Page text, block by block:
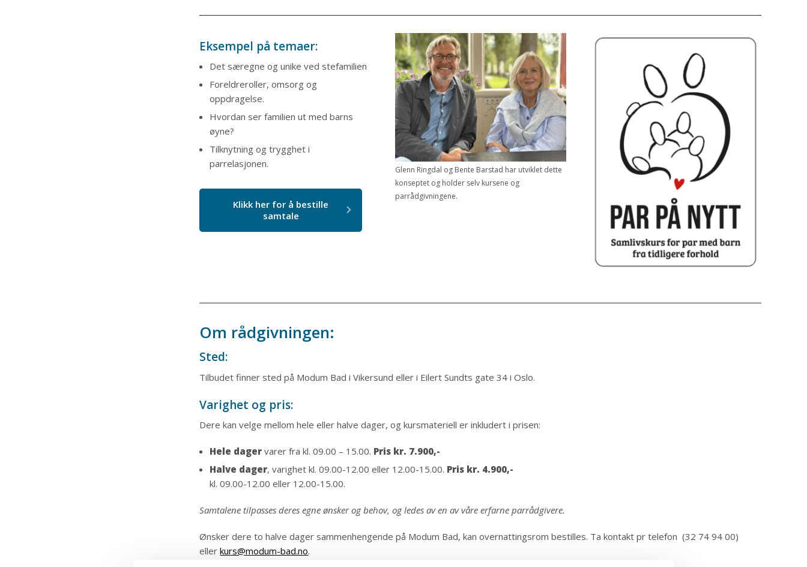
Eksempel på temaer:
Det særegne og unike ved stefamilien
Foreldreroller, omsorg og
oppdragelse.
Hvordan ser familien ut med barns
øyne?
Tilknytning og trygghet i
parrelasjonen.
Klikk her for å bestille
samtale
Glenn Ringdal og Bente Barstad har utviklet dette
konseptet og holder selv kursene og
parrådgivningene.
Om rådgivningen:
Sted:
Tilbudet finner sted på Modum Bad i Vikersund eller i Eilert Sundts gate 34 i Oslo.
Varighet og pris:
Dere kan velge mellom hele eller halve dager, og kursmateriell er inkludert i prisen:
Hele dagervarer fra kl. 09.00 – 15.00. Pris kr. 7.900,-
Halve dager, varighet kl. 09.00-12.00 eller 12.00-15.00. Pris kr. 4.900,-
kl. 09.00-12.00 eller 12.00-15.00.
Samtalene tilpasses deres egne ønsker og behov, og ledes av en av våre erfarne parrådgivere.
Ønsker dere to halve dager sammenhengende på Modum Bad, kan overnattingsrom bestilles. Ta kontakt pr telefon (32 74 94 00)
ellerkurs@modum-bad.no.